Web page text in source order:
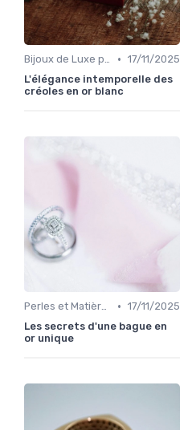
Bijoux de Luxe pour Femmes • 17/11/2025
L'élégance intemporelle des
créoles en or blanc
Perles et Matières Rares • 17/11/2025
Les secrets d'une bague en
or unique